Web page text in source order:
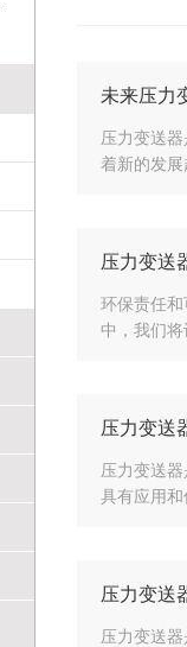
未来压力
压力变送
着新的发
压力变送
环保责任
中，我们
压力变送
压力变送
具有应用
压力变送
压力变送